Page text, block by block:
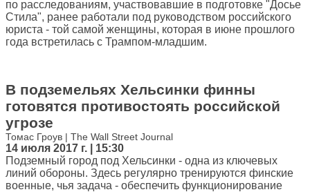
по расследованиям, участвовавшие в подготовке "Досье
Стила", ранее работали под руководством российского
юриста - той самой женщины, которая в июне прошлого
года встретилась с Трампом-младшим.
В подземельях Хельсинки финны
готовятся противостоять российской
угрозе
Томас Гроув | The Wall Street Journal
14 июля 2017 г. | 15:30
Подземный город под Хельсинки - одна из ключевых
линий обороны. Здесь регулярно тренируются финские
военные, чья задача - обеспечить функционирование